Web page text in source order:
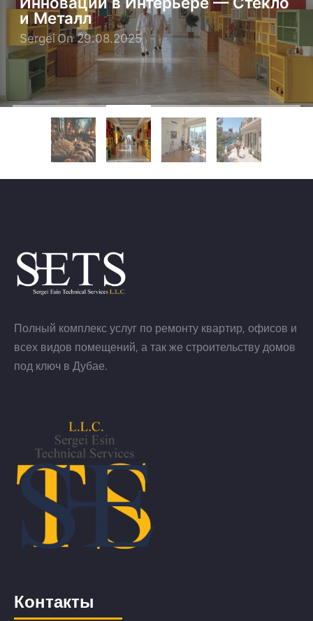
и Металл
SergeiOn 29.08.2025
Полный комплекс услуг по ремонту квартир, офисов и
всех видов помещений, а так же строительству домов
под ключ в Дубае.
Контакты